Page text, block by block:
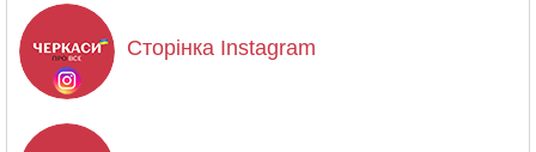
Сторінка Instagram